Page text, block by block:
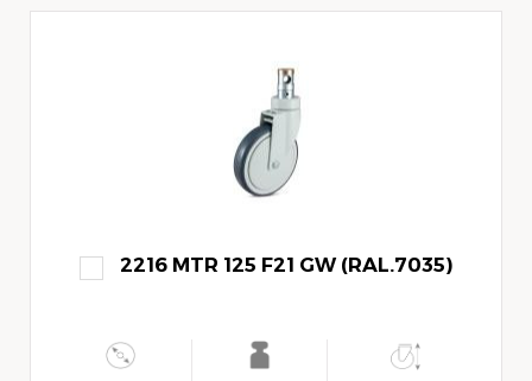
2216 MTR 125 F21 GW (RAL.7035)